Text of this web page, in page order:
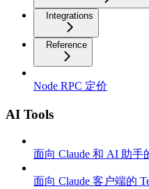
Integrations
Reference
Node RPC 定价
AI Tools
面向 Claude 和 AI 助手
面向 Claude 客户端的